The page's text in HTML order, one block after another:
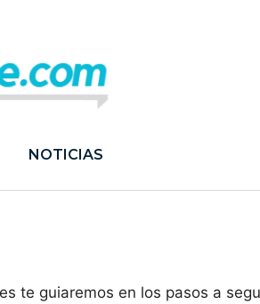
NOTICIAS
te guiaremos en los pasos a